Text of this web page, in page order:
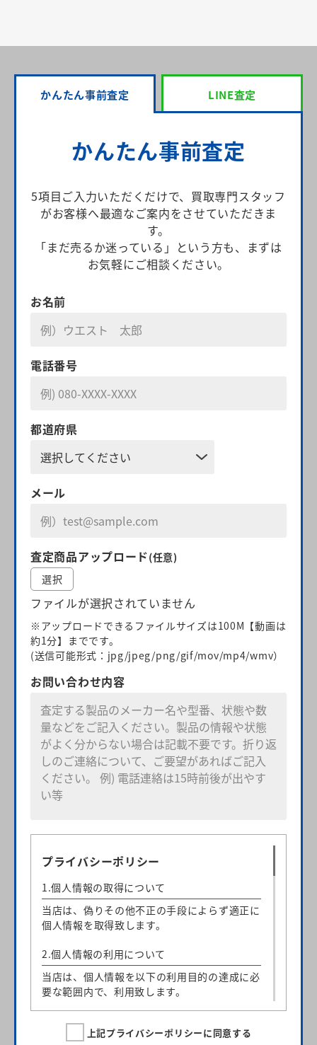
かんたん事前査定 LINE査定
かんたん事前査定
5項目ご入力いただくだけで、買取専門スタッフ
がお客様へ最適なご案内をさせていただきま
す。
「まだ売るか迷っている」という方も、まずは
お気軽にご相談ください。
お名前
電話番号
都道府県
メール
査定商品アップロード(任意)
選択
ファイルが選択されていません
※アップロードできるファイルサイズは100M【動画は
約1分】までです。
(送信可能形式：jpg/jpeg/png/gif/mov/mp4/wmv）
お問い合わせ内容
プライバシーポリシー
1.個人情報の取得について
当店は、偽りその他不正の手段によらず適正に
個人情報を取得致します。
2.個人情報の利用について
当店は、個人情報を以下の利用目的の達成に必
要な範囲内で、利用致します。
合、あらかじめご本人の同意を得た上で行ない
上記プライバシーポリシーに同意する